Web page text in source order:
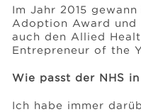
Im Jahr 2015
Adoption Award und
auch den Allied
Entrepreneur of the
Wie passt der NHS
Ich habe immer